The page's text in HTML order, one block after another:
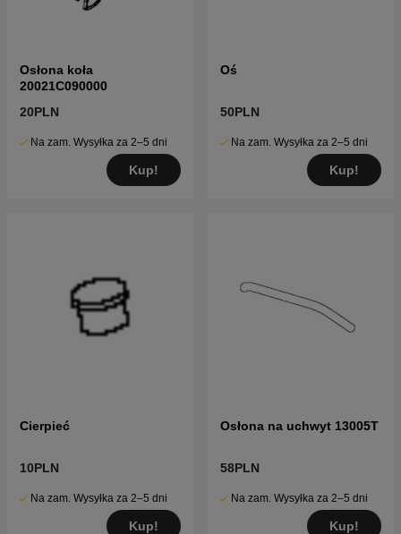
Osłona koła
20021C090000
20PLN
Na zam. Wysyłka za 2–5 dni
Kup!
Oś
50PLN
Na zam. Wysyłka za 2–5 dni
Kup!
Cierpieć
10PLN
Na zam. Wysyłka za 2–5 dni
Kup!
Osłona na uchwyt 13005T
58PLN
Na zam. Wysyłka za 2–5 dni
Kup!